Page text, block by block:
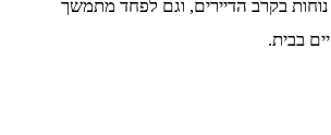
בקרב הדיירים, וגם לפחד מתמשך
בבית.